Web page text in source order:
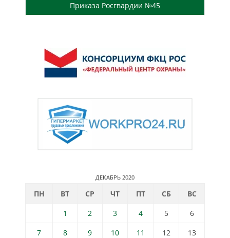
Приказа Росгвардии №45
ДЕКАБРЬ 2020
ПН ВТ СР ЧТ ПТ СБ
ВС
1
2 3 4 5
6
7
8 9 10 11 12
13